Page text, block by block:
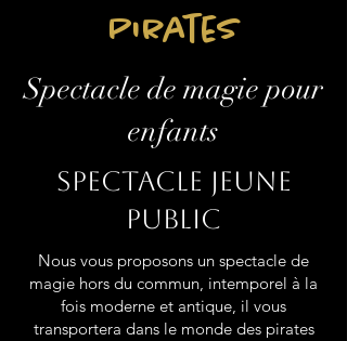
Pirates
Spectacle de magie pour
enfants
Spectacle jeune
public
Nous vous proposons un spectacle de
magie hors du commun, intemporel à la
fois moderne et antique, il vous
transportera dans le monde des pirates